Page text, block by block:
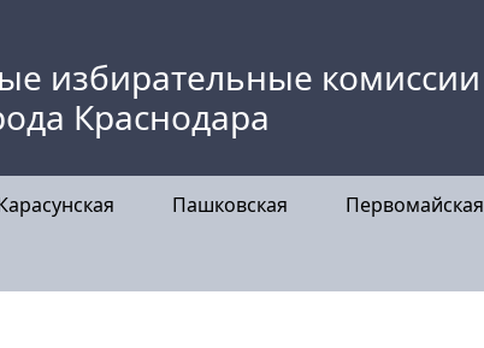
избирательные комиссии
Краснодара
Пашковская Первомайская